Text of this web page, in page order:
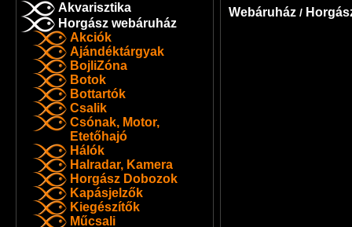
Akvarisztika
Horgász webáruház
Akciók
Ajándéktárgyak
BojliZóna
Botok
Bottartók
Csalik
Csónak, Motor,
Etetőhajó
Hálók
Halradar, Kamera
Horgász Dobozok
Kapásjelzők
Kiegészítők
Műcsali
Webáruház /